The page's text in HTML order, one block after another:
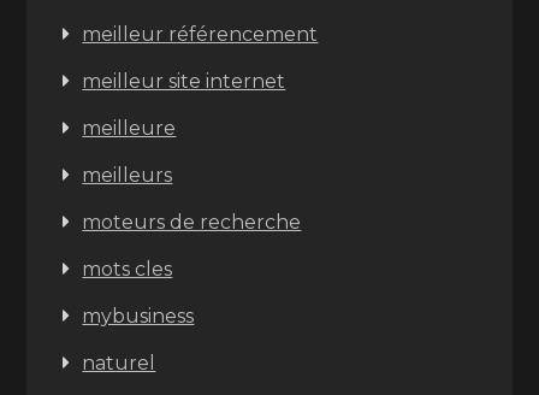
meilleur référencement
meilleur site internet
meilleure
meilleurs
moteurs de recherche
mots cles
mybusiness
naturel